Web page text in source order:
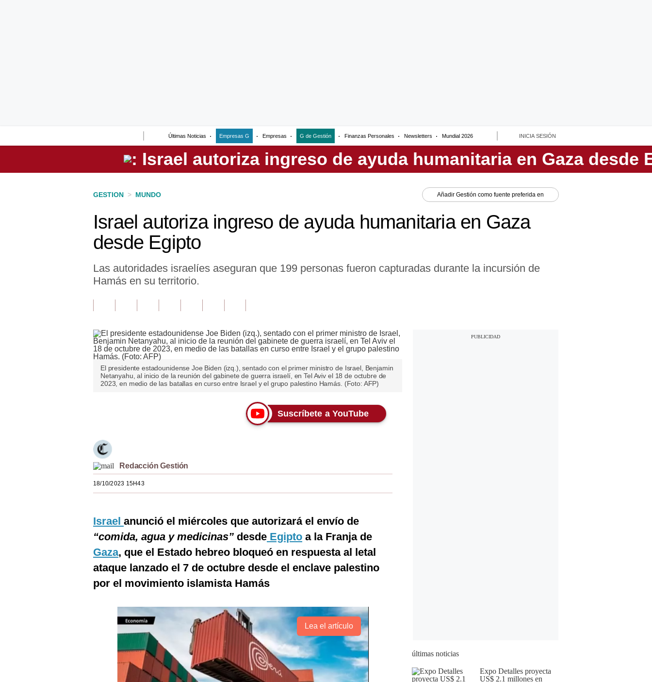
Últimas Noticias Empresas G Empresas G de Gestión Finanzas Personales Newsletters Mundial 2026 INICIA SESIÓN
Perú
GESTION > MUNDO Añadir Gestión como fuente preferida en
Israel autoriza ingreso de ayuda humanitaria en Gaza
desde Egipto
Las autoridades israelíes aseguran que 199 personas fueron capturadas durante la incursión de
Hamás en su territorio.
El presidente estadounidense Joe Biden (izq.), sentado con el primer ministro de Israel, Benjamin
Netanyahu, al inicio de la reunión del gabinete de guerra israelí, en Tel Aviv el 18 de octubre de
2023, en medio de las batallas en curso entre Israel y el grupo palestino Hamás. (Foto: AFP)
Suscríbete a YouTube
Redacción Gestión
18/10/2023 15H43
Israel anunció el miércoles que autorizará el envío de
“comida, agua y medicinas” desde Egipto a la Franja de
Gaza, que el Estado hebreo bloqueó en respuesta al letal
ataque lanzado el 7 de octubre desde el enclave palestino
por el movimiento islamista Hamás
Lea el artículo
últimas noticias
Expo Detalles proyecta
US$ 2.1 millones en